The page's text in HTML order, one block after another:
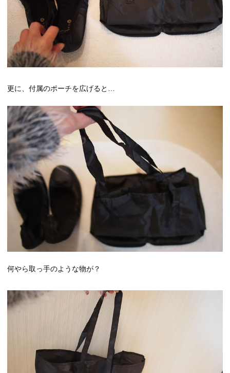
更に、付属のポーチを広げると…
何やら取っ手のような物が？